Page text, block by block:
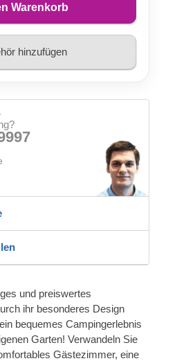
Warenkorb
hinzufügen
und preiswertes
ihr besonderes Design
bequemes Campingerlebnis
Garten! Verwandeln Sie
Gästezimmer, eine